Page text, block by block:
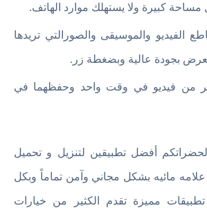
كبيرة ولا يستهلك موارد الهاتف.
الفيديو والموسيقى والصورالتي تريدها
بجودة عالية وبضغطة زر.
من فيديو في وقت واحد وحفظهما في
أفضل تطبيقين لتنزيل و تحميل
مائيه بشكل مجاني وآمن تماماً وبكل
مميزة تقدم الكثير من خيارات